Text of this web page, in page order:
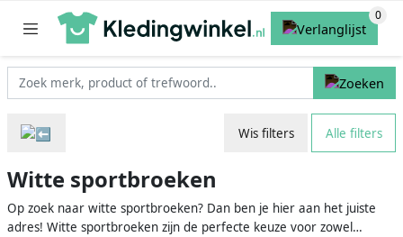
Wis filters Alle filters
Witte sportbroeken
Op zoek naar witte sportbroeken? Dan ben je hier aan het juiste
adres! Witte sportbroeken zijn de perfecte keuze voor zowel